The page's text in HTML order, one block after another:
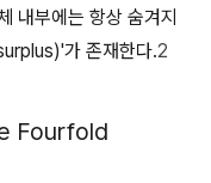
내부에는 항상 숨겨지
가 존재한다.2
Fourfold